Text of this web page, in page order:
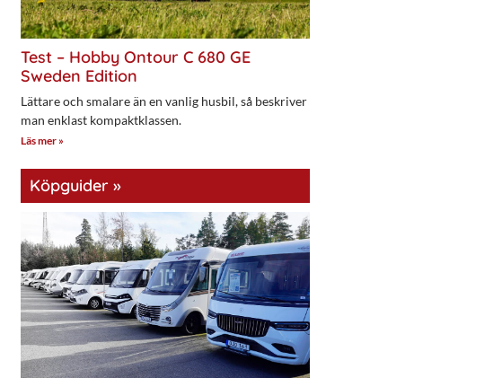
Test – Hobby Ontour C 680 GE
Sweden Edition
Lättare och smalare än en vanlig husbil, så beskriver
man enklast kompaktklassen.
Läs mer »
Köpguider »